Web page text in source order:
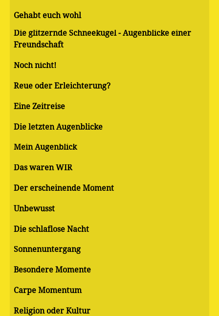
Gehabt euch wohl
Die glitzernde Schneekugel - Augenblicke einer
Freundschaft
Noch nicht!
Reue oder Erleichterung?
Eine Zeitreise
Die letzten Augenblicke
Mein Augenblick
Das waren WIR
Der erscheinende Moment
Unbewusst
Die schlaflose Nacht
Sonnenuntergang
Besondere Momente
Carpe Momentum
Religion oder Kultur